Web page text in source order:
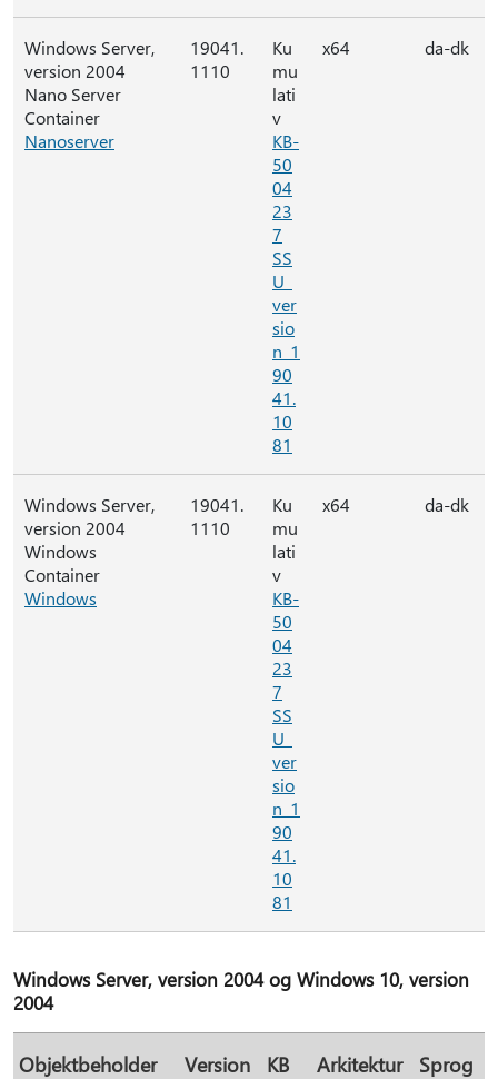
Windows Server,
version 2004
Nano Server
Container
Nanoserver
19041.
1110
Ku
mu
lati
v
KB-
50
04
23
7
SS
U_
ver
sio
n_1
90
41.
10
81
x64 da-dk
Windows Server,
version 2004
Windows
Container
Windows
19041.
1110
Ku
mu
lati
v
KB-
50
04
23
7
SS
U_
ver
sio
n_1
90
41.
10
81
x64 da-dk
Windows Server, version 2004 og Windows 10, version
2004
Objektbeholder Version KB Arkitektur Sprog